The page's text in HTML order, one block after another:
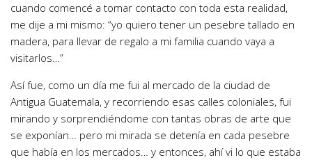
cuando comencé a tomar contacto con toda esta realidad,
me dije a mi mismo: “yo quiero tener un pesebre tallado en
madera, para llevar de regalo a mi familia cuando vaya a
visitarlos…”
Así fue, como un día me fui al mercado de la ciudad de
Antigua Guatemala, y recorriendo esas calles coloniales, fui
mirando y sorprendiéndome con tantas obras de arte que
se exponían… pero mi mirada se detenía en cada pesebre
que había en los mercados… y entonces, ahí vi lo que estaba